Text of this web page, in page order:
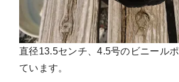
直径13.5センチ、4.5号のビニール
ています。